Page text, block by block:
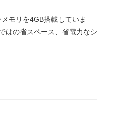
モリを4GB搭載していま
はの省スペース、省電力なシ